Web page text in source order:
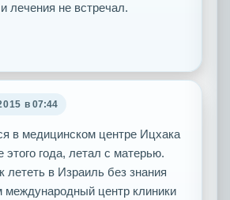
лечения не встречал.
в 07:44
в медицинском центре Ицхака
этого года, летал с матерью.
лететь в Израиль без знания
международный центр клиники